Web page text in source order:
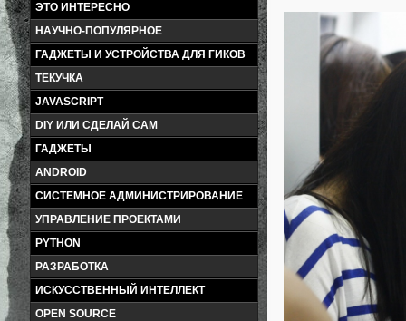
ЭТО ИНТЕРЕСНО
НАУЧНО-ПОПУЛЯРНОЕ
ГАДЖЕТЫ И УСТРОЙСТВА ДЛЯ ГИКОВ
ТЕКУЧКА
JAVASCRIPT
DIY ИЛИ СДЕЛАЙ САМ
ГАДЖЕТЫ
ANDROID
СИСТЕМНОЕ АДМИНИСТРИРОВАНИЕ
УПРАВЛЕНИЕ ПРОЕКТАМИ
PYTHON
РАЗРАБОТКА
ИСКУССТВЕННЫЙ ИНТЕЛЛЕКТ
OPEN SOURCE